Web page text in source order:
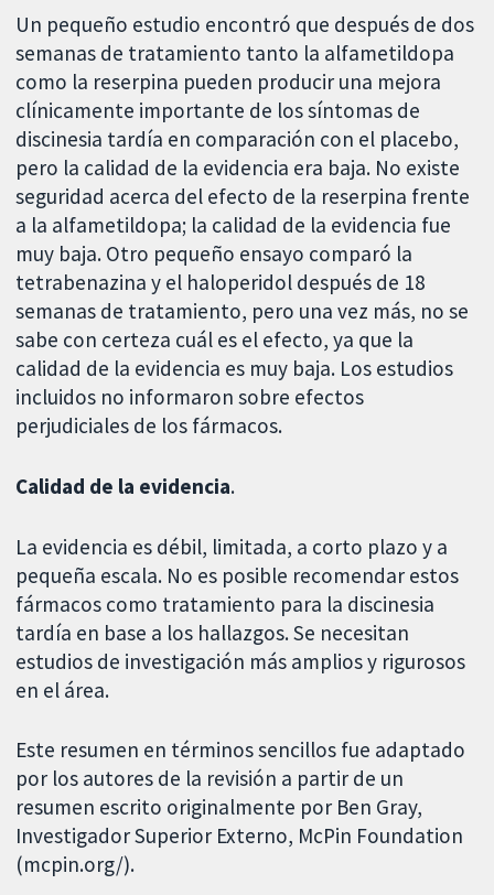
Un pequeño estudio encontró que después de dos
semanas de tratamiento tanto la alfametildopa
como la reserpina pueden producir una mejora
clínicamente importante de los síntomas de
discinesia tardía en comparación con el placebo,
pero la calidad de la evidencia era baja. No existe
seguridad acerca del efecto de la reserpina frente
a la alfametildopa; la calidad de la evidencia fue
muy baja. Otro pequeño ensayo comparó la
tetrabenazina y el haloperidol después de 18
semanas de tratamiento, pero una vez más, no se
sabe con certeza cuál es el efecto, ya que la
calidad de la evidencia es muy baja. Los estudios
incluidos no informaron sobre efectos
perjudiciales de los fármacos.
Calidad de la evidencia.
La evidencia es débil, limitada, a corto plazo y a
pequeña escala. No es posible recomendar estos
fármacos como tratamiento para la discinesia
tardía en base a los hallazgos. Se necesitan
estudios de investigación más amplios y rigurosos
en el área.
Este resumen en términos sencillos fue adaptado
por los autores de la revisión a partir de un
resumen escrito originalmente por Ben Gray,
Investigador Superior Externo, McPin Foundation
(mcpin.org/).